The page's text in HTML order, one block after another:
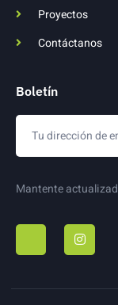
Proyectos
Contáctanos
Boletín
Mantente